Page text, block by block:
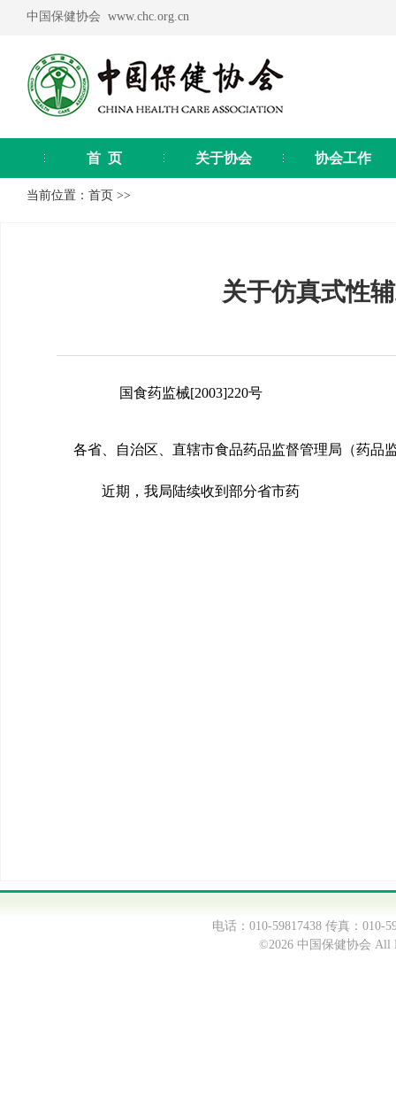
中国保健协会 www.chc.org.cn
首 页 关于协会 协会工作
当前位置： 首页 >>
关于仿真式性
国食药监械[2003]220号
各省、自治区、直辖市食品药品监督管理局（药品
近期，我局陆续收到部分省市药
电话：010-59817438 传真：
©2026 中国保健协会 All